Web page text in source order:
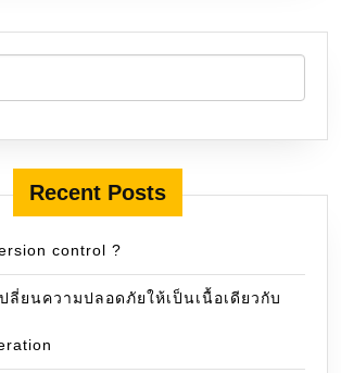
Recent Posts
control ?
ลี่ยนความปลอดภัยให้เป็นเนื้อเดียวกับ